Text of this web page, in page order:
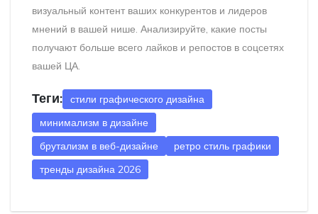
визуальный контент ваших конкурентов и лидеров
мнений в вашей нише. Анализируйте, какие посты
получают больше всего лайков и репостов в соцсетях
вашей ЦА.
Теги:
стили графического дизайна
минимализм в дизайне
брутализм в веб-дизайне
ретро стиль графики
тренды дизайна 2026